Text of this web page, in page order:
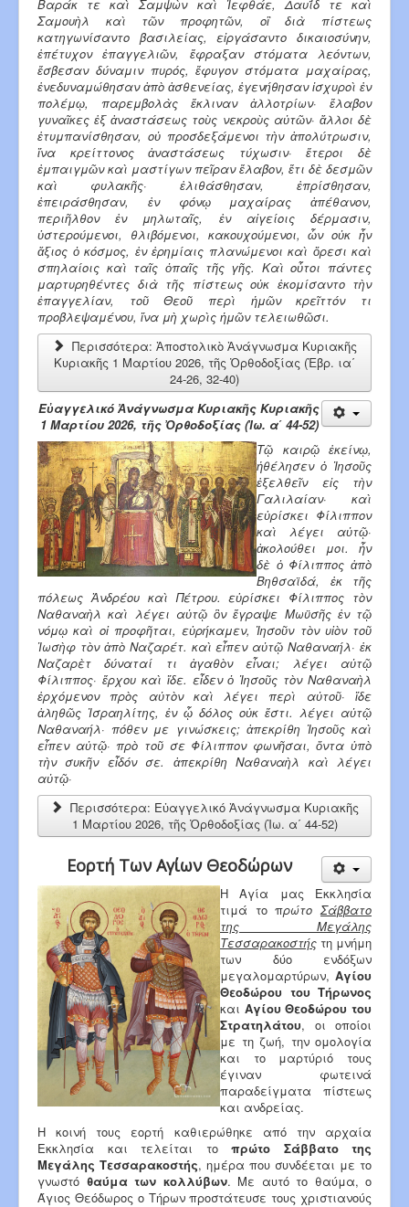
Βαράκ τε καὶ Σαμψὼν καὶ Ἰεφθάε, Δαυΐδ τε καὶ
Σαμουὴλ καὶ τῶν προ­­φητῶν, οἳ διὰ πίστεως
κατηγωνίσαντο βασιλείας, εἰργάσαντο δικαιοσύνην,
ἐπέτυχον ἐπαγγελιῶν, ἔφραξαν στόματα λεόντων,
ἔσβεσαν δύναμιν πυρός, ἔφυγον στόματα μαχαίρας,
ἐνεδυναμώθησαν ἀπὸ ἀσθενείας, ἐγενήθησαν ἰσχυροὶ ἐν
πολέμῳ, παρεμβολὰς ἔκλιναν ἀλλοτρίων· ἔλαβον
γυναῖκες ἐξ ἀναστάσεως τοὺς νεκροὺς αὐτῶν· ἄλλοι δὲ
ἐτυμπανίσθησαν, οὐ προσδεξάμενοι τὴν ἀπολύτρωσιν,
ἵνα κρείττονος ἀναστάσεως τύχωσιν· ἕτεροι δὲ
ἐμπαιγμῶν καὶ μαστίγων πεῖραν ἔλαβον, ἔτι δὲ δεσμῶν
καὶ φυλακῆς· ἐλιθάσθησαν, ἐπρί­σθησαν,
ἐπειράσθησαν, ἐν φόνῳ μαχαίρας ἀπέθανον,
περιῆλθον ἐν μηλωταῖς, ἐν αἰγείοις δέρμασιν,
ὑστερούμενοι, θλιβόμενοι, κακουχούμενοι, ὧν οὐκ ἦν
ἄξιος ὁ κόσμος, ἐν ἐρη­μίαις πλανώμενοι καὶ ὄρεσι καὶ
σπηλαίοις καὶ ταῖς ὀπαῖς τῆς γῆς. Καὶ οὗτοι πάντες
μαρτυρηθέντες διὰ τῆς πίστεως οὐκ ἐκομίσαντο τὴν
ἐπαγγελίαν, τοῦ Θεοῦ περὶ ἡμῶν κρεῖττόν τι
προβλεψαμένου, ἵνα μὴ χωρὶς ἡμῶν τελειωθῶσι.
Περισσότερα: Ἀποστολικὸ Ἀνάγνωσμα Κυριακῆς
Κυριακῆς 1 Μαρτίου 2026, τῆς Ὀρθοδοξίας (Ἑβρ. ια΄
24-26, 32-40)
Εὐαγγελικό Ἀνάγνωσμα Κυριακῆς Κυριακῆς
1 Μαρτίου 2026, τῆς Ὀρθοδοξίας (Ἰω. α΄ 44-52)
Τῷ καιρῷ ἐκείνῳ,
ἠθέλησεν ὁ Ἰη­σοῦς
ἐξελθεῖν εἰς τὴν
Γαλι­λαίαν· καὶ
εὑρίσκει Φίλιππον
καὶ λέγει αὐτῷ·
ἀκολούθει μοι. ἦν
δὲ ὁ Φίλιππος ἀπὸ
Βηθσαϊδά, ἐκ τῆς
πόλεως Ἀνδρέου καὶ Πέτρου. εὑρίσκει Φίλιππος τὸν
Ναθαναὴλ καὶ λέγει αὐ­τῷ ὃν ἔγραψε Μωϋσῆς ἐν τῷ
νόμῳ καὶ οἱ προφῆται, εὑρήκαμεν, Ἰησοῦν τὸν υἱὸν τοῦ
Ἰωσὴφ τὸν ἀπὸ Ναζαρέτ. καὶ εἶπεν αὐτῷ Ναθαναήλ· ἐκ
Ναζαρὲτ δύ­ναταί τι ἀγαθὸν εἶναι; λέγει αὐτῷ
Φίλιππος· ἔρχου καὶ ἴδε. εἶδεν ὁ Ἰησοῦς τὸν Ναθαναὴλ
ἐρχόμενον πρὸς αὐτὸν καὶ λέγει περὶ αὐτοῦ· ἴδε
ἀληθῶς Ἰσραηλίτης, ἐν ᾧ δόλος οὐκ ἔστι. λέγει αὐτῷ
Ναθαναήλ· πόθεν με γινώσκεις; ἀπεκρίθη Ἰησοῦς καὶ
εἶπεν αὐτῷ· πρὸ τοῦ σε Φίλιππον φωνῆσαι, ὄντα ὑπὸ
τὴν συκῆν εἶδόν σε. ἀπεκρίθη Ναθαναὴλ καὶ λέγει
αὐτῷ·
Περισσότερα: Εὐαγγελικό Ἀνάγνωσμα Κυριακῆς
1 Μαρτίου 2026, τῆς Ὀρθοδοξίας (Ἰω. α΄ 44-52)
Εορτή Των Αγίων Θεοδώρων
Η Αγία μας Εκκλησία
τιμά το πρώτοΣάββατο
της Μεγάλης
Τεσσαρακοστής τη μνήμη
των δύο ενδόξων
μεγαλομαρτύρων, Αγίου
Θεοδώρου του Τήρωνος
και Αγίου Θεοδώρου του
Στρατηλάτου, οι οποίοι
με τη ζωή, την ομολογία
και το μαρτύριό τους
έγιναν φωτεινά
παραδείγματα πίστεως
και ανδρείας.
Η κοινή τους εορτή καθιερώθηκε από την αρχαία
Εκκλησία και τελείται το πρώτο Σάββατο της
Μεγάλης Τεσσαρακοστής, ημέρα που συνδέεται με το
γνωστό θαύμα των κολλύβων. Με αυτό το θαύμα, ο
Άγιος Θεόδωρος ο Τήρων προστάτευσε τους χριστιανούς